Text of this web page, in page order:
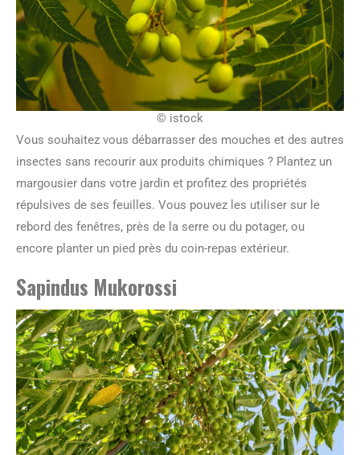
© istock
Vous souhaitez vous débarrasser des mouches et des autres
insectes sans recourir aux produits chimiques ? Plantez un
margousier dans votre jardin et profitez des propriétés
répulsives de ses feuilles. Vous pouvez les utiliser sur le
rebord des fenêtres, près de la serre ou du potager, ou
encore planter un pied près du coin-repas extérieur.
Sapindus Mukorossi